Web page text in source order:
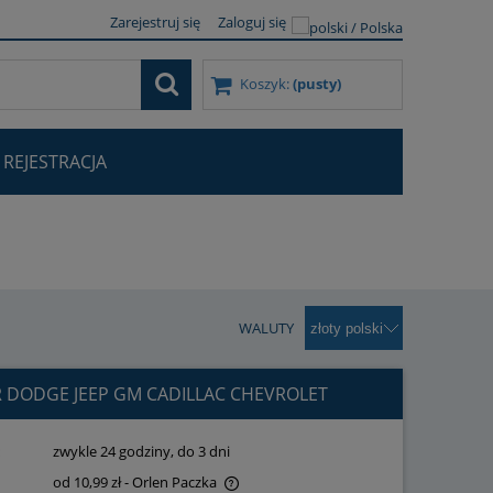
Zarejestruj się Zaloguj się
Koszyk:(pusty)
REJESTRACJA
WALUTY
JEEP GM CADILLAC CHEVROLET
21047094
zwykle 24 godziny, do 3 dni
od 10,99 zł- Orlen Paczka